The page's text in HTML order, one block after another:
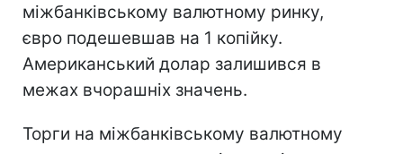
міжбанківському валютному ринку,
євро подешевшав на 1 копійку.
Американський долар залишився в
межах вчорашніх значень.
Торги на міжбанківському валютному